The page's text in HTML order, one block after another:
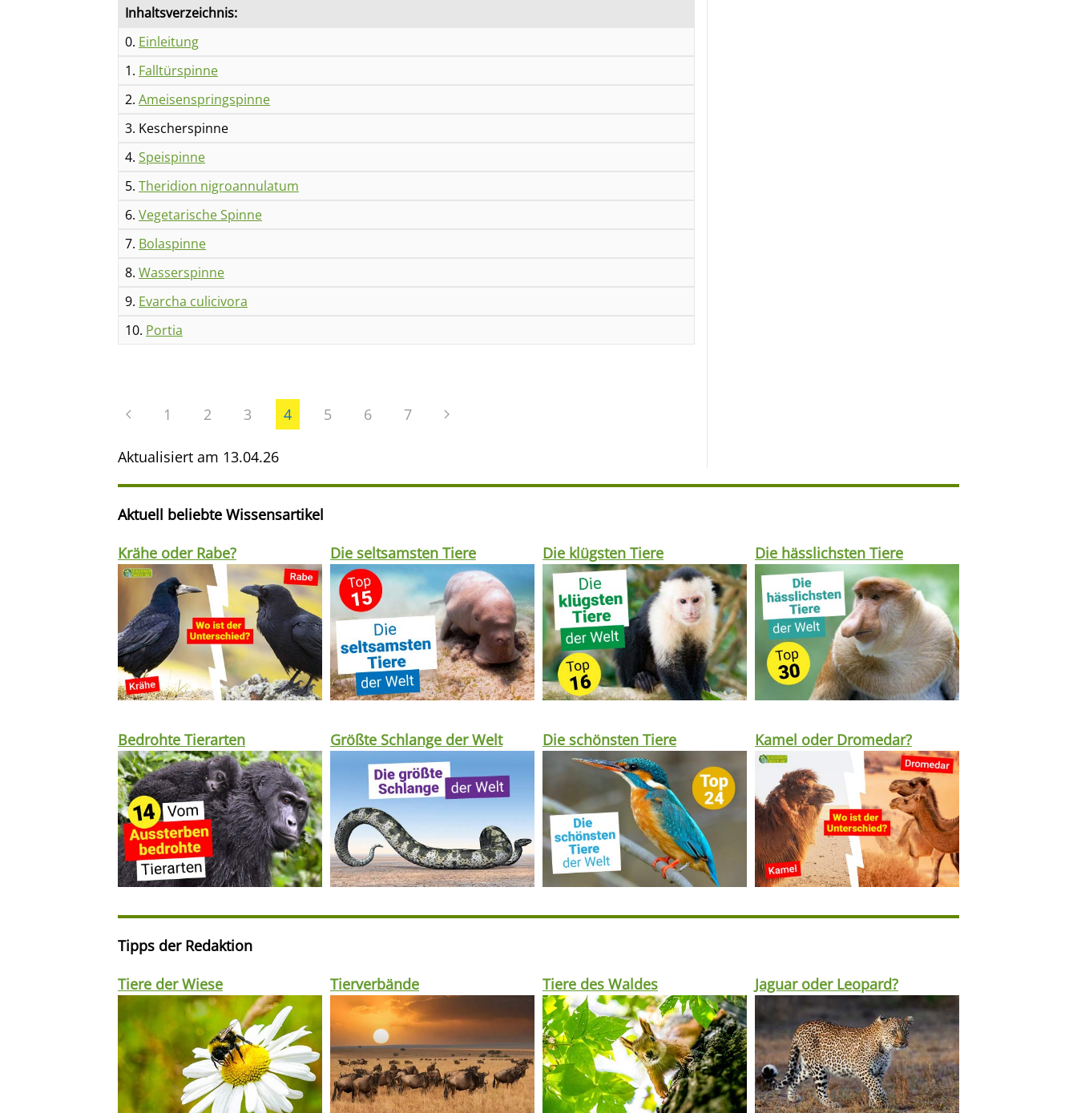
Inhaltsverzeichnis:
0. Einleitung
1. Falltürspinne
2. Ameisenspringspinne
3. Kescherspinne
4. Speispinne
5. Theridion nigroannulatum
6. Vegetarische Spinne
7. Bolaspinne
8. Wasserspinne
9. Evarcha culicivora
10. Portia
1 2 3 4 5 6 7
Aktualisiert am 13.04.26
Aktuell beliebte Wissensartikel
Krähe oder Rabe?
Die seltsamsten Tiere Die klügsten Tiere Die hässlichsten Tiere
Bedrohte Tierarten Größte Schlange der Welt Die schönsten Tiere Kamel oder Dromedar?
Tipps der Redaktion
Tiere der Wiese
Tierverbände Tiere des Waldes Jaguar oder Leopard?